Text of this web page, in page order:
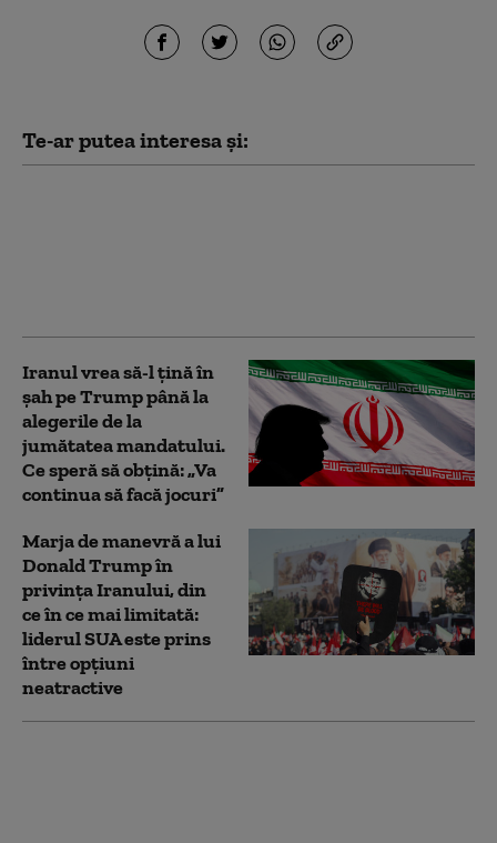
Te-ar putea interesa și:
Iranul vrea să-l țină în
șah pe Trump până la
alegerile de la
jumătatea mandatului.
Ce speră să obțină: „Va
continua să facă jocuri”
Marja de manevră a lui
Donald Trump în
privința Iranului, din
ce în ce mai limitată:
liderul SUA este prins
între opțiuni
neatractive